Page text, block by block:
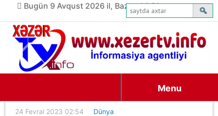
Bugün 9 Avqust 2026 il, Bazar, 14:21
Menu
24 Fevral 2023 02:54 Dünya